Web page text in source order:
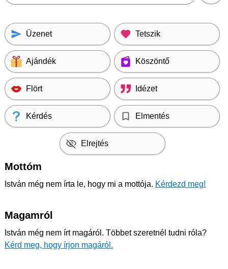
Üzenet Tetszik
Ajándék Köszöntő
Flört Idézet
Kérdés Elmentés
Elrejtés
Mottóm
István még nem írta le, hogy mi a mottója. Kérdezd meg!
Magamról
István még nem írt magáról. Többet szeretnél tudni róla?
Kérd meg, hogy írjon magáról.